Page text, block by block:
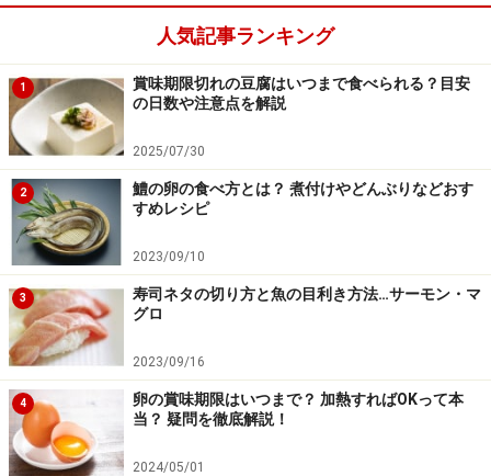
人気記事ランキング
1
賞味期限切れの豆腐はいつまで食べられる？目安
の日数や注意点を解説
2025/07/30
2
鱧の卵の食べ方とは？ 煮付けやどんぶりなどおす
すめレシピ
2023/09/10
3
寿司ネタの切り方と魚の目利き方法…サーモン・マ
グロ
2023/09/16
4
卵の賞味期限はいつまで？ 加熱すればOKって本
当？ 疑問を徹底解説！
2024/05/01